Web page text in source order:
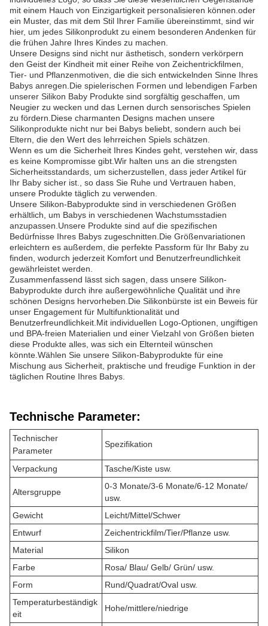
mit einem Hauch von Einzigartigkeit personalisieren können.oder
ein Muster, das mit dem Stil Ihrer Familie übereinstimmt, sind wir
hier, um jedes Silikonprodukt zu einem besonderen Andenken für
die frühen Jahre Ihres Kindes zu machen.
Unsere Designs sind nicht nur ästhetisch, sondern verkörpern
den Geist der Kindheit mit einer Reihe von Zeichentrickfilmen,
Tier- und Pflanzenmotiven, die die sich entwickelnden Sinne Ihres
Babys anregen.Die spielerischen Formen und lebendigen Farben
unserer Silikon Baby Produkte sind sorgfältig geschaffen, um
Neugier zu wecken und das Lernen durch sensorisches Spielen
zu fördern.Diese charmanten Designs machen unsere
Silikonprodukte nicht nur bei Babys beliebt, sondern auch bei
Eltern, die den Wert des lehrreichen Spiels schätzen.
Wenn es um die Sicherheit Ihres Kindes geht, verstehen wir, dass
es keine Kompromisse gibt.Wir halten uns an die strengsten
Sicherheitsstandards, um sicherzustellen, dass jeder Artikel für
Ihr Baby sicher ist., so dass Sie Ruhe und Vertrauen haben,
unsere Produkte täglich zu verwenden.
Unsere Silikon-Babyprodukte sind in verschiedenen Größen
erhältlich, um Babys in verschiedenen Wachstumsstadien
anzupassen.Unsere Produkte sind auf die spezifischen
Bedürfnisse Ihres Babys zugeschnitten.Die Größenvariationen
erleichtern es außerdem, die perfekte Passform für Ihr Baby zu
finden, wodurch jederzeit Komfort und Benutzerfreundlichkeit
gewährleistet werden.
Zusammenfassend lässt sich sagen, dass unsere Silikon-
Babyprodukte durch ihre außergewöhnliche Qualität und ihre
schönen Designs hervorheben.Die Silikonbürste ist ein Beweis für
unser Engagement für Multifunktionalität und
Benutzerfreundlichkeit.Mit individuellen Logo-Optionen, ungiftigen
und BPA-freien Materialien und einer Vielzahl von Größen bieten
diese Produkte alles, was sich ein Elternteil wünschen
könnte.Wählen Sie unsere Silikon-Babyprodukte für eine
Mischung aus Sicherheit, praktische und freudige Funktion in der
täglichen Routine Ihres Babys.
Technische Parameter:
Technischer
Parameter
Spezifikation
Verpackung Tasche/Kiste usw.
Altersgruppe
0-3 Monate/3-6 Monate/6-12 Monate/
usw.
Gewicht
Leicht/Mittel/Schwer
Entwurf
Zeichentrickfilm/Tier/Pflanze usw.
Material
Silikon
Farbe
Rosa/ Blau/ Gelb/ Grün/ usw.
Form
Rund/Quadrat/Oval usw.
Temperaturbeständigk
eit
Hohe/mittlere/niedrige